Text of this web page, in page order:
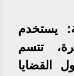
يستخدم
تتسم
القضايا